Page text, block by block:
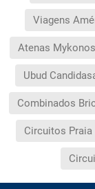
Viagens
Atenas
Ubud
Combinados
Circuitos Praia